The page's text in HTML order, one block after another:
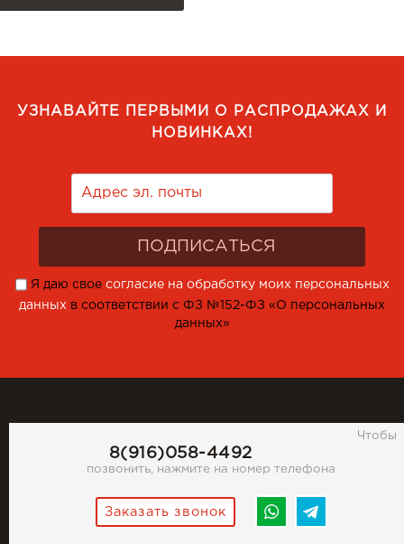
УЗНАВАЙТЕ ПЕРВЫМИ О РАСПРОДАЖАХ И
НОВИНКАХ!
Я даю свое согласие на обработку моих персональных
данных в соответствии с ФЗ №152-ФЗ «О персональных
данных»
8(916)058-4492
Чтобы
позвонить, нажмите на номер телефона
Заказать звонок